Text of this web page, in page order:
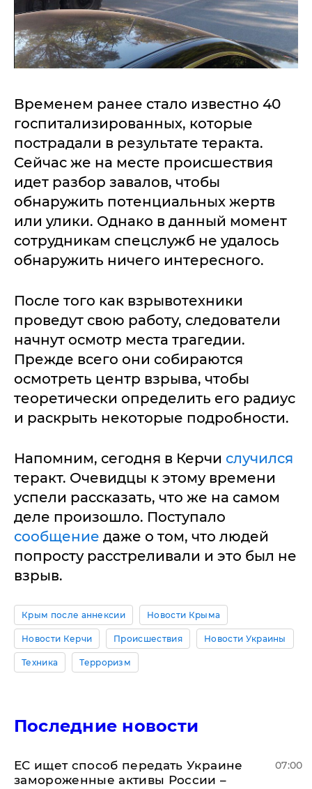
Временем ранее стало известно 40
госпитализированных, которые
пострадали в результате теракта.
Сейчас же на месте происшествия
идет разбор завалов, чтобы
обнаружить потенциальных жертв
или улики. Однако в данный момент
сотрудникам спецслужб не удалось
обнаружить ничего интересного.
После того как взрывотехники
проведут свою работу, следователи
начнут осмотр места трагедии.
Прежде всего они собираются
осмотреть центр взрыва, чтобы
теоретически определить его радиус
и раскрыть некоторые подробности.
Напомним, сегодня в Керчи случился
теракт. Очевидцы к этому времени
успели рассказать, что же на самом
деле произошло. Поступало
сообщение даже о том, что людей
попросту расстреливали и это был не
взрыв.
Крым после аннексии Новости Крыма
Новости Керчи Происшествия Новости Украины
Техника Терроризм
Последние новости
ЕС ищет способ передать Украине
замороженные активы России –
07:00